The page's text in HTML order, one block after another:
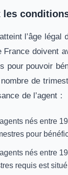
les
l’âge légal
France doivent
pour pouvoir
de
de l’agent :
nés entre
pour
nés entre
requis est